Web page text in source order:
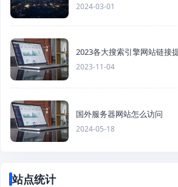
2024-03-01
2023各大搜索引擎网站链接
2023-11-04
国外服务器网站怎么访问
2024-05-18
站点统计